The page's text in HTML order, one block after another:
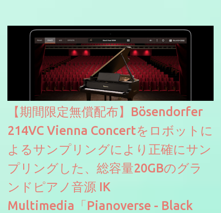
【期間限定無償配布】Bösendorfer
214VC Vienna Concertをロボットに
よるサンプリングにより正確にサン
プリングした、総容量20GBのグラ
ンドピアノ音源 IK
Multimedia「Pianoverse - Black